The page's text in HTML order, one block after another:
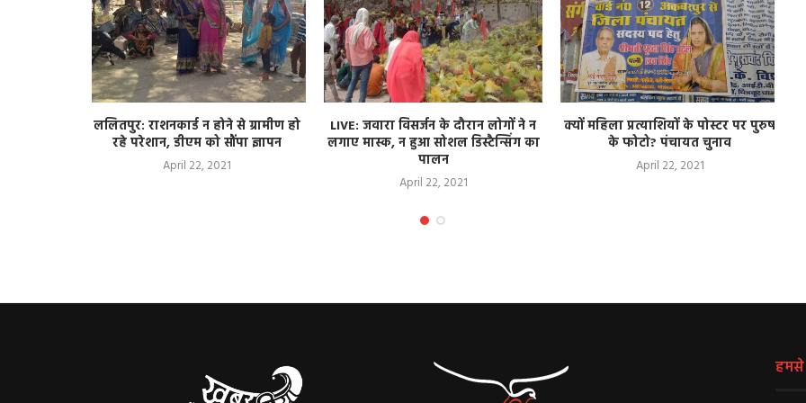
ललितपुर: राशनकार्ड न होने से ग्रामीण हो
रहे परेशान, डीएम को सौंपा ज्ञापन
April 22, 2021
LIVE: जवारा विसर्जन के दौरान लोगों ने न
लगाए मास्क, न हुआ सोशल डिस्टैन्सिंग का
पालन
April 22, 2021
क्यों महिला प्रत्याशियों के पोस्टर पर पुरुष
के फोटो? पंचायत चुनाव
April 22, 2021
हमसे